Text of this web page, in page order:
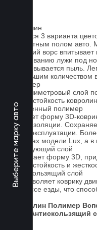
Выберите марку авто
Ковролин
Имеется 3 варианта
со штатным полом авто.
Короткий ворс
образованию лужи под
образовывается пыль.
небольшим количеством
Полимер
1-миллиметровый слой
износостойкость
Вспененный полимер
Придает форму 3D-
теплоизоляции.
срока эксплуатации.
ковриках модели Lux, а
Армирующий слой
Усиливает форму 3D,
износостойкость и
Антискользящий слой
Не позволяет коврику
процессе езды, что
Ковролин Полимер
Антискользящий